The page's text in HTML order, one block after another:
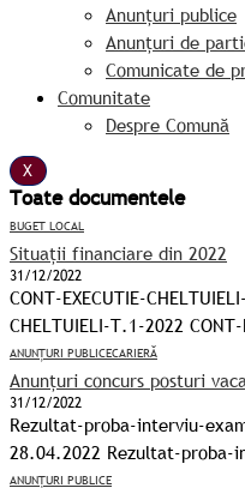
Anunțuri publice
Anunțuri de
Comunicate de
Comunitate
Despre Comună
X
Toate documentele
BUGET LOCAL
Situații financiare din 2022
31/12/2022
CONT-EXECUTIE-
CHELTUIELI-T.1-2022
ANUNȚURI PUBLICECARIERĂ
Anunțuri concurs posturi
31/12/2022
Rezultat-proba-interviu-
28.04.2022 Rezultat-
ANUNȚURI PUBLICE